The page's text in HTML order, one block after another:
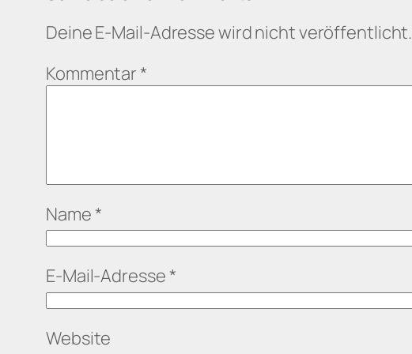
Deine E-Mail-Adresse wird nicht veröffentlicht.
Kommentar *
Name *
E-Mail-Adresse *
Website